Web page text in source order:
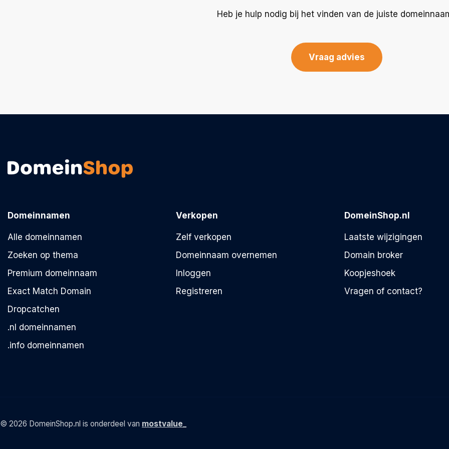
Heb je hulp nodig bij het vinden van de juiste
Vraag advies
Domeinnamen
Alle domeinnamen
Zoeken op thema
Premium domeinnaam
Exact Match Domain
Dropcatchen
.nl domeinnamen
.info domeinnamen
Verkopen
Zelf verkopen
Domeinnaam overnemen
Inloggen
Registreren
DomeinShop.nl
Laatste wijzigingen
Domain broker
Koopjeshoek
Vragen of contact?
© 2026 DomeinShop.nl is onderdeel van mostvalue_